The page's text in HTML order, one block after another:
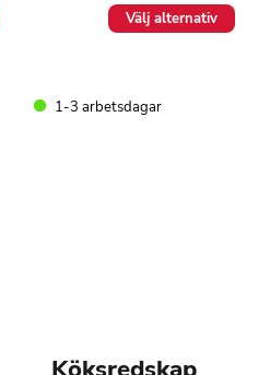
Välj alternativ
varianter.
1-3 arbetsdagar